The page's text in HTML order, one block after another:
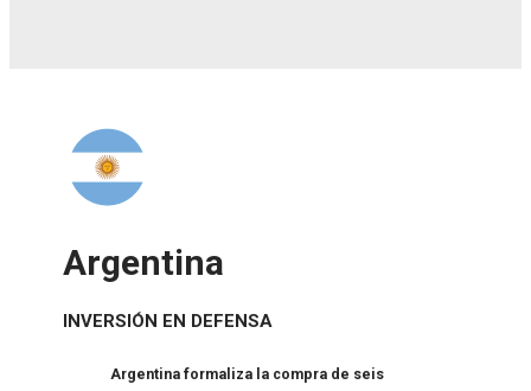
Argentina
INVERSIÓN EN DEFENSA
Argentina formaliza la compra de seis